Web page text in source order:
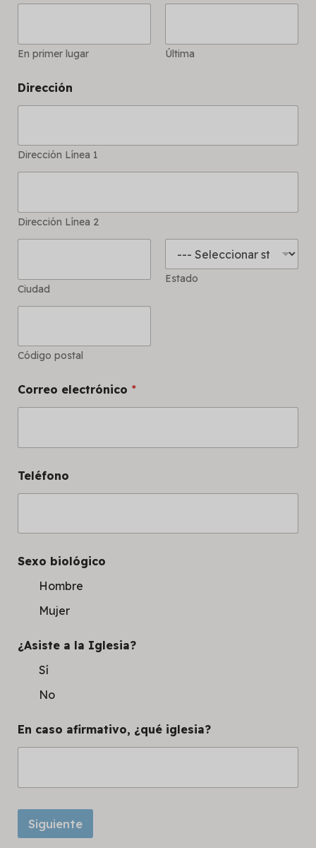
En primer lugar Última
Dirección
Dirección Línea 1
Dirección Línea 2
Ciudad
Estado
Código postal
Correo electrónico *
Teléfono
Sexo biológico
Hombre
Mujer
¿Asiste a la Iglesia?
Sí
No
En caso afirmativo, ¿qué iglesia?
Siguiente